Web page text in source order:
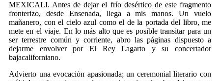
MEXICALI. Antes de dejar el frío desértico de este fragmento
fronterizo, desde Ensenada, llega a mis manos. Un vuelo
mañanero, con el cielo azul como el de la portada del libro, me
mete en el viaje. En lo más alto que es posible transitar para un
ser terrestre común y corriente, abro las páginas dispuesto a
dejarme envolver por El Rey Lagarto y su concertador
bajacaliforniano.
Advierto una evocación apasionada; un ceremonial literario con